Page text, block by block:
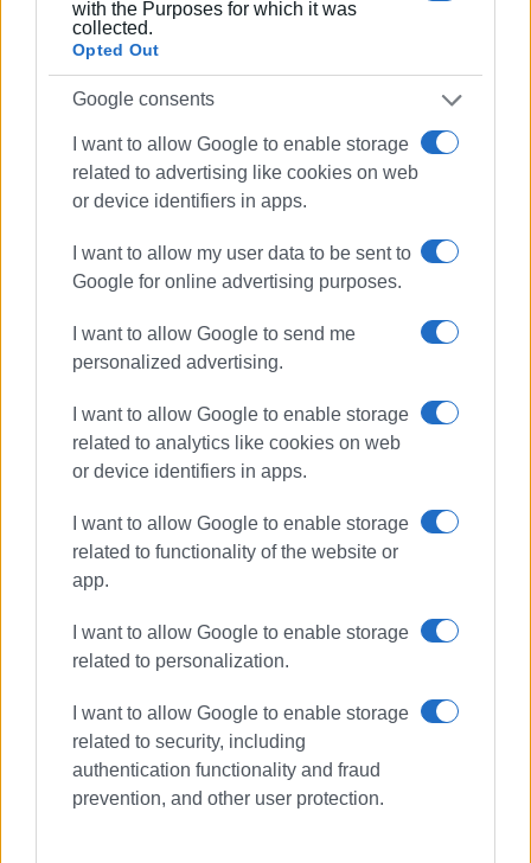
with the Purposes for which it was
collected.
Opted Out
Google consents
I want to allow Google to enable storage
related to advertising like cookies on web
or device identifiers in apps.
I want to allow my user data to be sent to
Google for online advertising purposes.
I want to allow Google to send me
personalized advertising.
I want to allow Google to enable storage
related to analytics like cookies on web
or device identifiers in apps.
I want to allow Google to enable storage
related to functionality of the website or
app.
I want to allow Google to enable storage
related to personalization.
I want to allow Google to enable storage
related to security, including
authentication functionality and fraud
prevention, and other user protection.
ΒΑΣΙΛΗΣ ΠΑΝΤΑΖΟΠΟΥΛΟΣ
τμήματος Μεσογειακών Σπουδών του
Πανεπιστημίου Αιγαίου (Ρόδος), με ειδίκευση
στις Διεθνείς Σχέσεις. Επιπλέον, είναι κάτοχος
Μεταπτυχιακού Τίτλου από το Πανεπιστήμιο του
Readingστις Στρατηγικές Σπουδές.
Ακολουθήστε το enimerosi στο